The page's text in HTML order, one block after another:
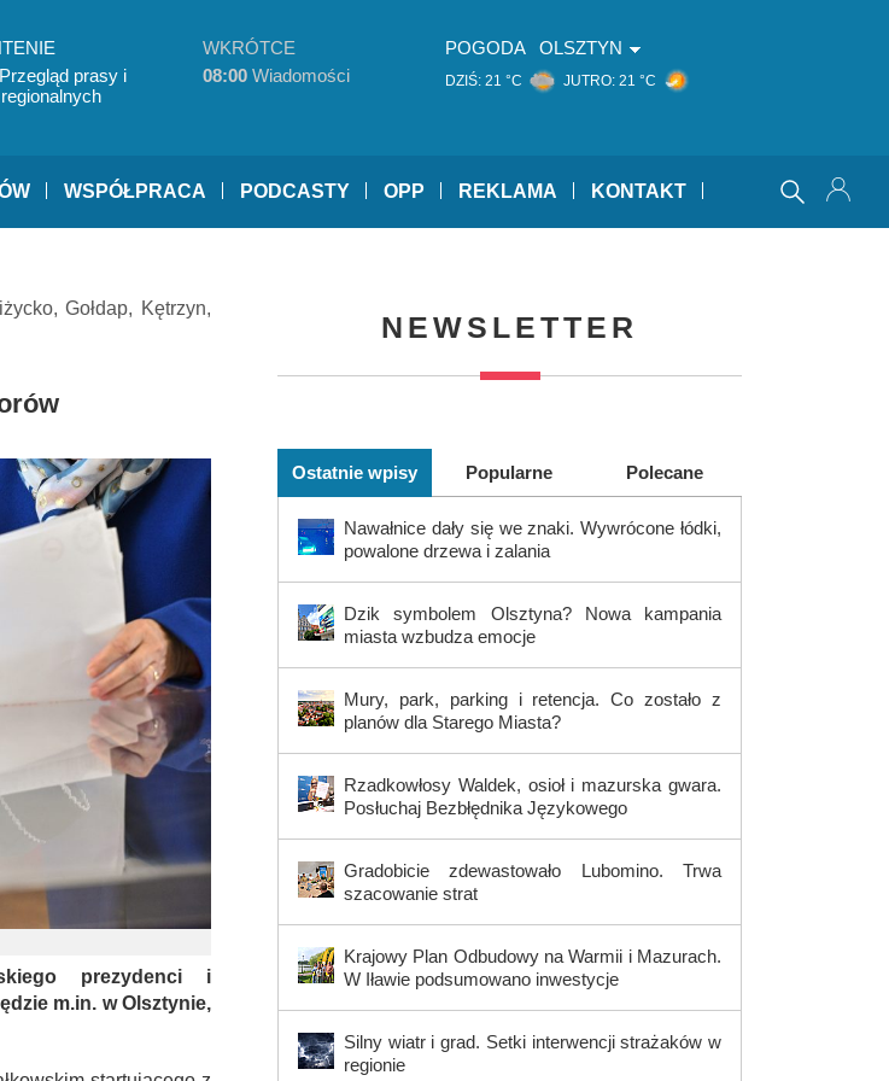
Przegląd prasy i
WKRÓTCE
08:00 Wiadomości
POGODA OLSZTYN
DZIŚ: 21 °C JUTRO: 21 °C
WSPÓŁPRACA PODCASTY OPP REKLAMA KONTAKT
,Gołdap, Kętrzyn,
prezydenci i
m.in. w Olsztynie,
NEWSLETTER
Ostatnie wpisy Popularne Polecane
Nawałnice dały się we znaki. Wywrócone łódki,
powalone drzewa i zalania
Dzik symbolem Olsztyna? Nowa kampania
miasta wzbudza emocje
Mury, park, parking i retencja. Co zostało z
planów dla Starego Miasta?
Rzadkowłosy Waldek, osioł i mazurska gwara.
Posłuchaj Bezbłędnika Językowego
Gradobicie zdewastowało Lubomino. Trwa
szacowanie strat
Krajowy Plan Odbudowy na Warmii i Mazurach.
W Iławie podsumowano inwestycje
Silny wiatr i grad. Setki interwencji strażaków w
regionie